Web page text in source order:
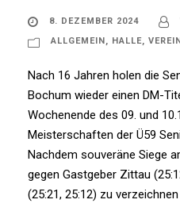
8. DEZEMBER 2024
ALLGEMEIN , HALLE, VEREIN
Nach 16 Jahren holen die
Bochum wieder einen DM-
Wochenende des 09. und
Meisterschaften der Ü59
Nachdem souveräne Siege
gegen Gastgeber Zittau
(25:21, 25:12) zu